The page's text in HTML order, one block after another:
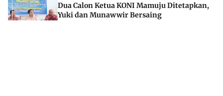
Dua Calon Ketua KONI Mamuju Ditetapkan,
Yuki dan Munawwir Bersaing